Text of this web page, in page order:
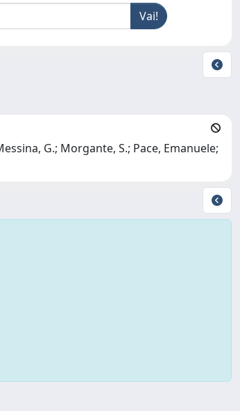
G.; Morgante, S.; Pace, Emanuele;